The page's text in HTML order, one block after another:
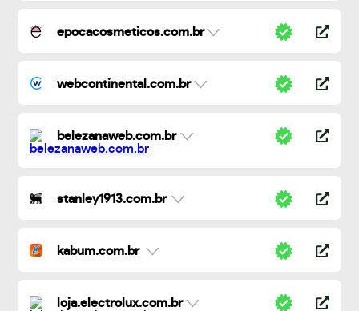
epocacosmeticos.com.br
webcontinental.com.br
belezanaweb.com.br
stanley1913.com.br
kabum.com.br
loja.electrolux.com.br